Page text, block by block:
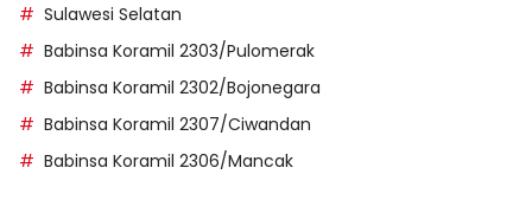
Sulawesi Selatan
Babinsa Koramil 2303/Pulomerak
Babinsa Koramil 2302/Bojonegara
Babinsa Koramil 2307/Ciwandan
Babinsa Koramil 2306/Mancak